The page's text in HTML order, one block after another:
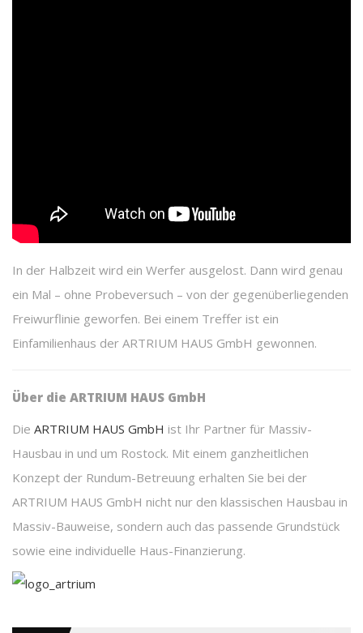
In der Halbzeit wird ein Werfer ausgelost. Dann wird genau
ein Mal – ohne Probeversuch – von der gegenüberliegenden
Freiwurflinie geworfen. Bei einem Treffer ist ein
Einfamilienhaus der ARTRIUM HAUS GmbH gewonnen.
Über die ARTRIUM HAUS GmbH
Die ARTRIUM HAUS GmbH ist Ihr Partner für Massiv-
Hausbau in und um Rostock. Mit einem ganzheitlichen
Konzept der Rundum-Betreuung erhalten Sie bei der
ARTRIUM HAUS GmbH nicht nur den klassischen Hausbau in
Massiv-Bauweise, sondern auch das passende Grundstück
sowie eine individuelle Haus-Finanzierung.